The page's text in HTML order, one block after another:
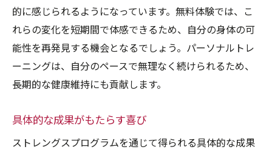
的に感じられるようになっています。無料体験では、こ
れらの変化を短期間で体感できるため、自分の身体の可
能性を再発見する機会となるでしょう。パーソナルトレ
ーニングは、自分のペースで無理なく続けられるため、
長期的な健康維持にも貢献します。
具体的な成果がもたらす喜び
ストレングスプログラムを通じて得られる具体的な成果